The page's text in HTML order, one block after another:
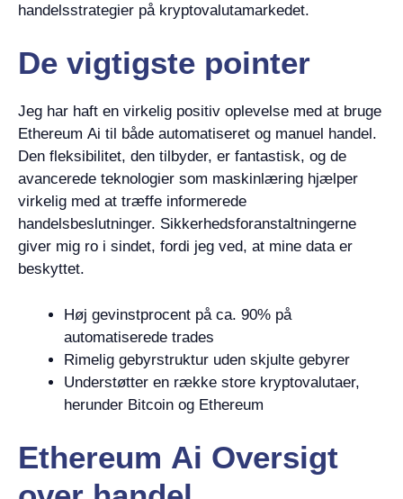
handelsstrategier på kryptovalutamarkedet.
De vigtigste pointer
Jeg har haft en virkelig positiv oplevelse med at bruge
Ethereum Ai til både automatiseret og manuel handel.
Den fleksibilitet, den tilbyder, er fantastisk, og de
avancerede teknologier som maskinlæring hjælper
virkelig med at træffe informerede
handelsbeslutninger. Sikkerhedsforanstaltningerne
giver mig ro i sindet, fordi jeg ved, at mine data er
beskyttet.
Høj gevinstprocent på ca. 90% på
automatiserede trades
Rimelig gebyrstruktur uden skjulte gebyrer
Understøtter en række store kryptovalutaer,
herunder Bitcoin og Ethereum
Ethereum Ai Oversigt